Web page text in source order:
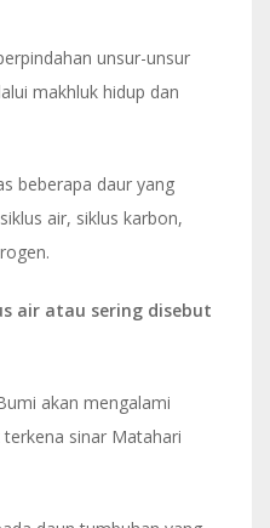
unsur-unsur
makhluk hidup dan
beberapa daur yang
air, siklus karbon,
air atau sering disebut
akan mengalami
sinar Matahari